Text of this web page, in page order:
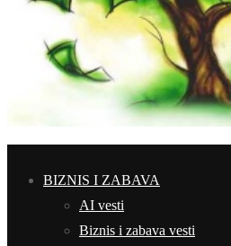
BIZNIS I ZABAVA
AI vesti
Biznis i zabava vesti